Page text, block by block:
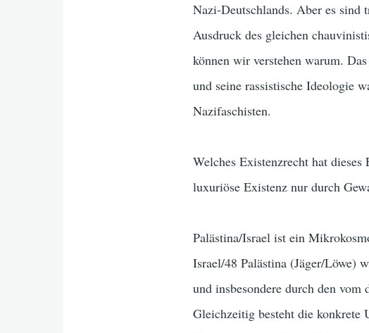
Nazi-Deutschlands. Aber es sind
Ausdruck des gleichen
können wir verstehen warum.
und seine rassistische Ideologie
Nazifaschisten.
Welches Existenzrecht hat
luxuriöse Existenz nur durch
Palästina/Israel ist ein
Israel/48 Palästina (Jäger/Löwe)
und insbesondere durch den vom
Gleichzeitig besteht die konkrete